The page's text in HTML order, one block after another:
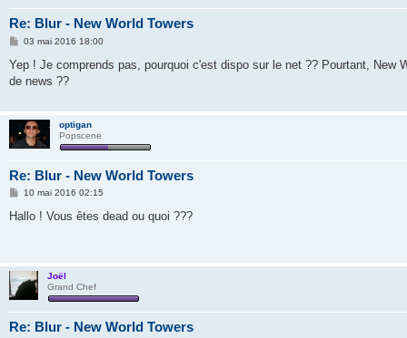
Re: Blur - New World Towers
M
s
s
a
03 mai 2016 18:00
Yep ! Je comprends pas, pourquoi c'est dispo sur le net ?? Pourtant, New
de news ??
optigan
Popscene
Re: Blur - New World Towers
M
s
10 mai 2016 02:15
Hallo ! Vous êtes dead ou quoi ???
Joël
Grand Chef
Re: Blur - New World Towers